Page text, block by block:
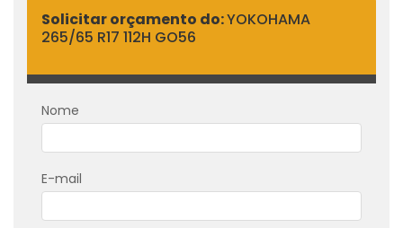
Solicitar orçamento do:YOKOHAMA
265/65 R17 112H GO56
Nome
E-mail